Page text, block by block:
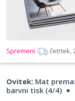
Spremeni četrtek,
Ovitek: Mat
barvni tisk (4/4)